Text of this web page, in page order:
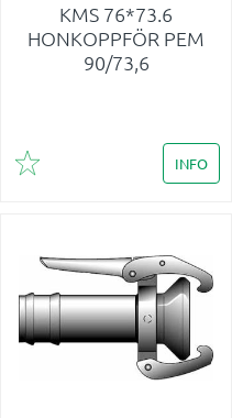
KMS 76*73.6
HONKOPPFÖR PEM
90/73,6
Lägg till i favoriter
INFO